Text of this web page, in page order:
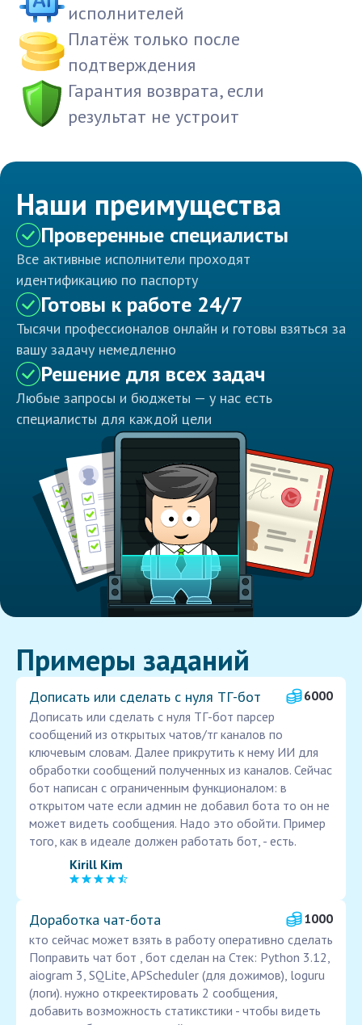
исполнителей
Платёж только после
подтверждения
Гарантия возврата, если
результат не устроит
Наши преимущества
Проверенные специалисты
Все активные исполнители проходят
идентификацию по паспорту
Готовы к работе 24/7
Тысячи профессионалов онлайн и готовы взяться за
вашу задачу немедленно
Решение для всех задач
Любые запросы и бюджеты — у нас есть
специалисты для каждой цели
Примеры заданий
Дописать или сделать с нуля ТГ-бот
6000
Дописать или сделать с нуля ТГ-бот парсер
сообщений из открытых чатов/тг каналов по
ключевым словам. Далее прикрутить к нему ИИ для
обработки сообщений полученных из каналов. Сейчас
бот написан с ограниченным функционалом: в
открытом чате если админ не добавил бота то он не
может видеть сообщения. Надо это обойти. Пример
того, как в идеале должен работать бот, - есть.
Kirill Kim
Доработка чат-бота
1000
кто сейчас может взять в работу оперативно сделать
Поправить чат бот , бот сделан на Стек: Python 3.12,
aiogram 3, SQLite, APScheduler (для дожимов), loguru
(логи). нужно откреектировать 2 сообщения,
добавить возможность статикстики - чтобы видеть